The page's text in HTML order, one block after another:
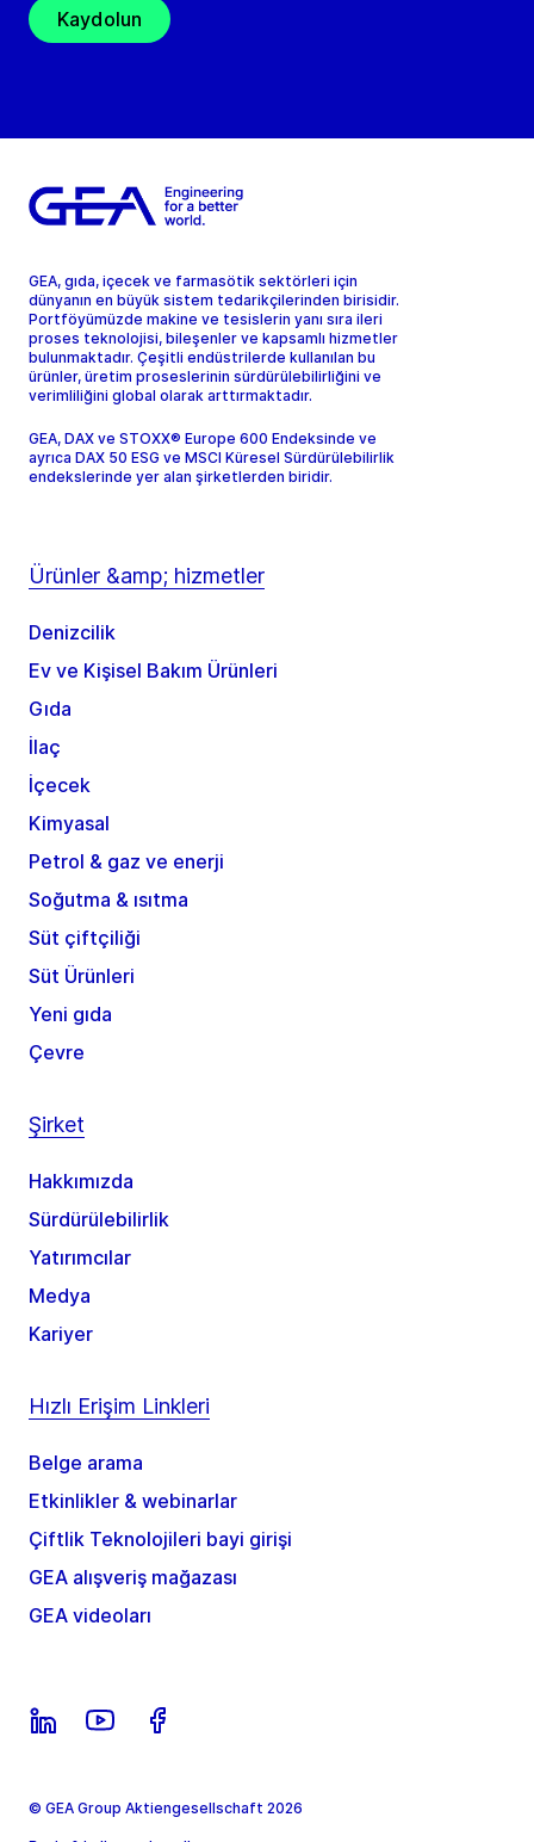
Kaydolun
GEA, gıda, içecek ve farmasötik sektörleri için
dünyanın en büyük sistem tedarikçilerinden birisidir.
Portföyümüzde makine ve tesislerin yanı sıra ileri
proses teknolojisi, bileşenler ve kapsamlı hizmetler
bulunmaktadır. Çeşitli endüstrilerde kullanılan bu
ürünler, üretim proseslerinin sürdürülebilirliğini ve
verimliliğini global olarak arttırmaktadır.
GEA, DAX ve STOXX® Europe 600 Endeksinde ve
ayrıca DAX 50 ESG ve MSCI Küresel Sürdürülebilirlik
endekslerinde yer alan şirketlerden biridir.
Ürünler &amp; hizmetler
Denizcilik
Ev ve Kişisel Bakım Ürünleri
Gıda
İlaç
İçecek
Kimyasal
Petrol & gaz ve enerji
Soğutma & ısıtma
Süt çiftçiliği
Süt Ürünleri
Yeni gıda
Çevre
Şirket
Hakkımızda
Sürdürülebilirlik
Yatırımcılar
Medya
Kariyer
Hızlı Erişim Linkleri
Belge arama
Etkinlikler & webinarlar
Çiftlik Teknolojileri bayi girişi
GEA alışveriş mağazası
GEA videoları
© GEA Group Aktiengesellschaft 2026